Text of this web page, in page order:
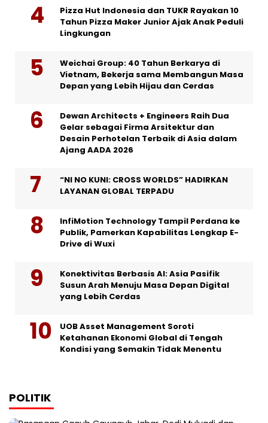
Pizza Hut Indonesia dan TUKR Rayakan 10
Tahun Pizza Maker Junior Ajak Anak Peduli
Lingkungan
Weichai Group: 40 Tahun Berkarya di
Vietnam, Bekerja sama Membangun Masa
Depan yang Lebih Hijau dan Cerdas
Dewan Architects + Engineers Raih Dua
Gelar sebagai Firma Arsitektur dan
Desain Perhotelan Terbaik di Asia dalam
Ajang AADA 2026
“NI NO KUNI: CROSS WORLDS” HADIRKAN
LAYANAN GLOBAL TERPADU
InfiMotion Technology Tampil Perdana ke
Publik, Pamerkan Kapabilitas Lengkap E-
Drive di Wuxi
Konektivitas Berbasis AI: Asia Pasifik
Susun Arah Menuju Masa Depan Digital
yang Lebih Cerdas
UOB Asset Management Soroti
Ketahanan Ekonomi Global di Tengah
Kondisi yang Semakin Tidak Menentu
POLITIK